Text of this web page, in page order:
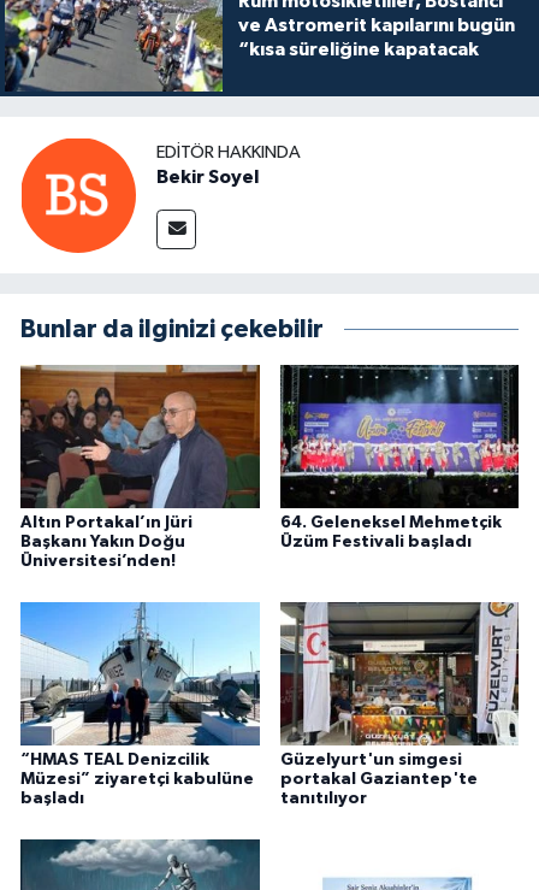
ve Astromerit kapılarını bugün
“kısa süreliğine kapatacak
EDITÖR HAKKINDA
Bekir Soyel
Bunlar da ilginizi çekebilir
Altın Portakal’ın Jüri
Başkanı Yakın Doğu
Üniversitesi’nden!
64. Geleneksel Mehmetçik
Üzüm Festivali başladı
“HMAS TEAL Denizcilik
Müzesi” ziyaretçi kabulüne
başladı
Güzelyurt'un simgesi
portakal Gaziantep'te
tanıtılıyor